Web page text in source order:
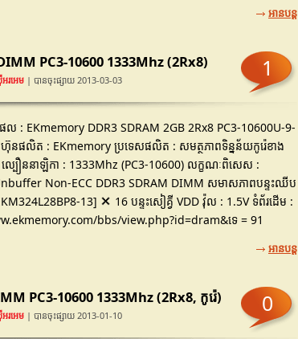
អានបន្ត
PC3-10600 1333Mhz (2Rx8)
រអេម | បានចុះផ្សាយ 2013-03-03 1
: EKmemory DDR3 SDRAM 2GB 2Rx8 PC3-10600U-9-
ហ៊ុនផលិត : EKmemory ប្រទេសផលិត : សមត្ថភាពទិន្នន័យកូរ៉េខាង
ល្បឿននាឡិកា : 1333Mhz (PC3-10600) លក្ខណៈពិសេស :
Non-ECC DDR3 SDRAM DIMM សមាសភាពបន្ទះឈីប
13] ✕ 16 បន្ទះសៀគ្វី VDD វ៉ុល : 1.5V ទំព័រដើម :
bbs/view.php?id=dram&ទេ = 91
អានបន្ត
PC3-10600 1333Mhz (2Rx8, កូរ៉េ)
រអេម | បានចុះផ្សាយ 2013-01-10 0